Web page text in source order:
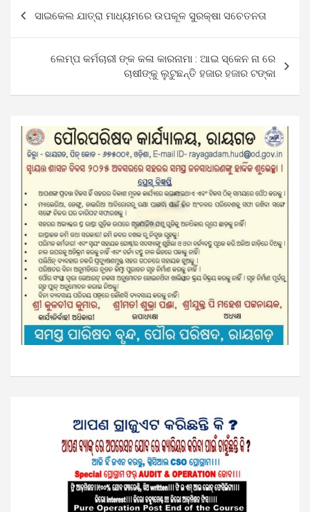
ସାଇକେଲ ଯାତ୍ରା ମାଧ୍ୟମରେ ଉପକୂଳ ସୁରକ୍ଷା ସଚେତନତା
ଲେମ୍ପ କର୍ମଚାରୀ ଙ୍କ କଳା କାରନାମା : ଆଇ ସ୍କେନ ନା ରେ
ଚାଷୀଙ୍କୁ ଲୁଟୁଛନ୍ତି ହଜାର ହଜାର ଟଙ୍କା